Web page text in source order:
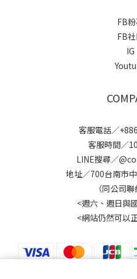
FB
FB
IG
客服電話／
客服時間／
LINE搜尋／
地址／700台南市
（同公司聯
<週六、週日與
<網站仍然可以